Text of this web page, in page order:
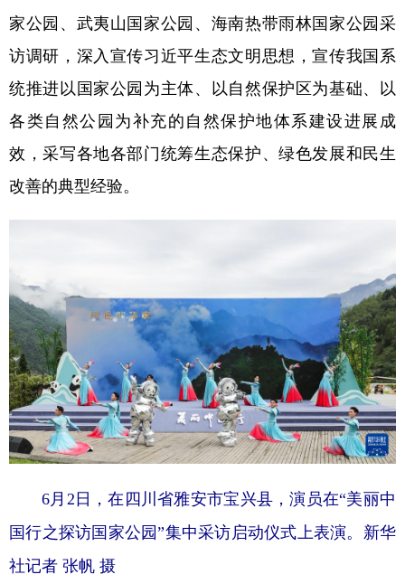
Deutsch Português
家公园、武夷山国家公园、海南热带雨林国家公园采
访调研，深入宣传习近平生态文明思想，宣传我国系
统推进以国家公园为主体、以自然保护区为基础、以
各类自然公园为补充的自然保护地体系建设进展成
效，采写各地各部门统筹生态保护、绿色发展和民生
改善的典型经验。
6月2日，在四川省雅安市宝兴县，演员在“美丽中
国行之探访国家公园”集中采访启动仪式上表演。新华
社记者 张帆 摄